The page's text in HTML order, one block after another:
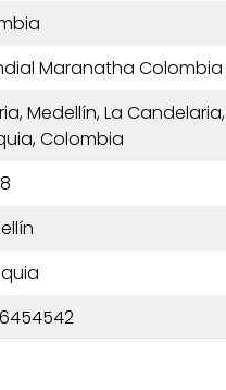
Maranatha Colombia
Medellín, La Candelaria,
Colombia